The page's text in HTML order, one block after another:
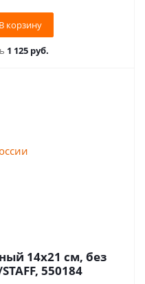
В корзину
1 125 руб.
14х21 см, без
550184